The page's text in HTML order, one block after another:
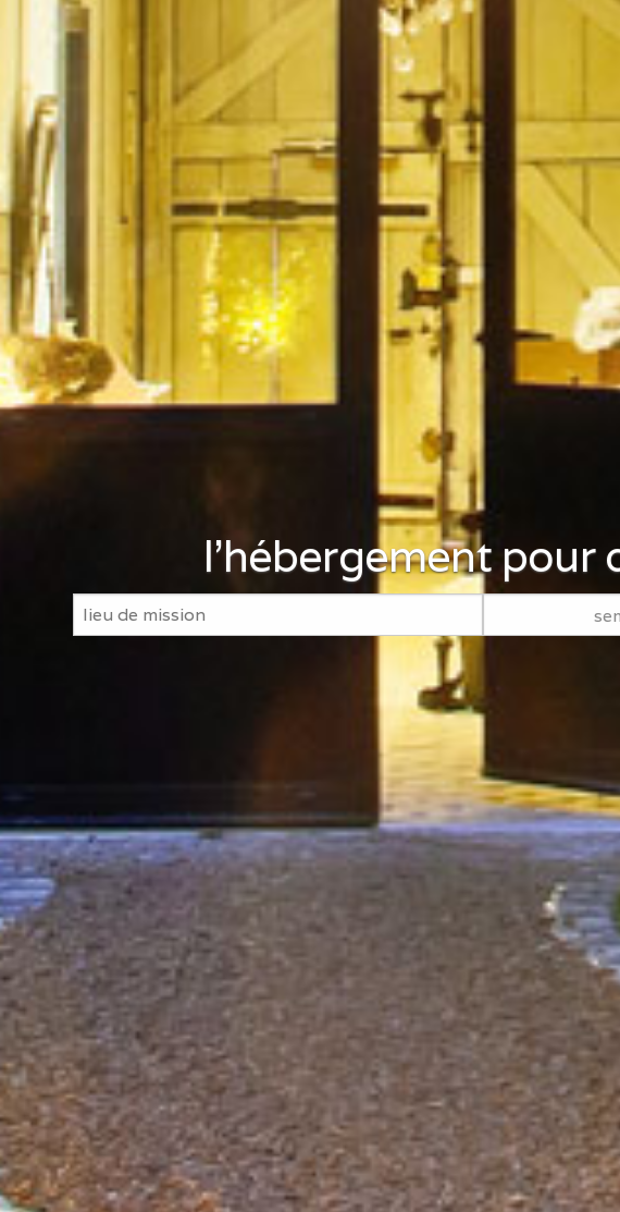
l'hébergement pour